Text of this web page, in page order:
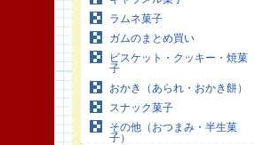
ラムネ菓子
ガムのまとめ買い
ビスケット・クッキー・焼菓
子
おかき（あられ・おかき餅）
スナック菓子
その他（おつまみ・半生菓
子）